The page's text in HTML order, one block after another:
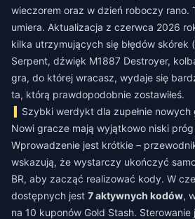
wieczorem oraz w dzień roboczy rano.
umiera. Aktualizacja z czerwca 2026
kilka utrzymujących się błędów skórek
Serpent, dźwięk M1887 Destroyer,
gra, do której wracasz, wydaje się
ta, którą prawdopodobnie zostawiłeś.
Szybki werdykt dla zupełnie nowych
Nowi gracze mają wyjątkowo niski
Wprowadzenie jest krótkie –
wskazują, że wystarczy ukończyć
BR, aby zacząć realizować kody. W
dostępnych jest 7 aktywnych kodów,
na 10 kuponów Gold Stash. Sterowanie